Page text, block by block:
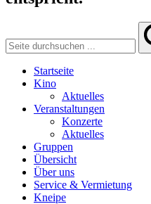
Startseite
Kino
Aktuelles
Veranstaltungen
Konzerte
Aktuelles
Gruppen
Übersicht
Über uns
Service & Vermietung
Kneipe